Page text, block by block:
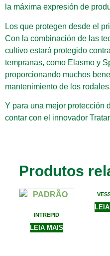
la máxima expresión de
Los que protegen desde el
Con la combinación de las
cultivo estará protegido
tempranas, como Elasmo y
proporcionando muchos
mantenimiento de los rodales.
Y para una mejor protección
contar con el innovador
Produtos
INTREPID
LEIA MAIS